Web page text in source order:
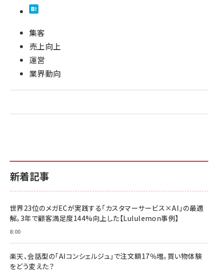
集客
売上向上
運営
業界動向
新着記事
世界23位のメガECが実践する「カスタマーサービス×AI」の最適
解。3年で顧客満足度144%向上した【Lululemon事例】
8:00
楽天、会話型の「AIコンシェルジュ」で注文額17％増。買い物体験
をどう変えた？